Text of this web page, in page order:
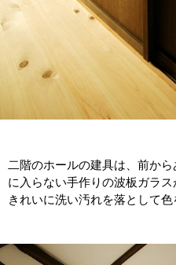
二階のホールの建具は、前か
に入らない手作りの波板ガラス
きれいに洗い汚れを落として色